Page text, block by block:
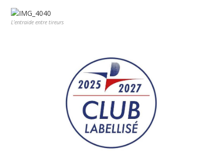
L’entraide entre tireurs